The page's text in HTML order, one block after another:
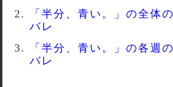
「半分、青い。」の全体
バレ
「半分、青い。」の各週
バレ